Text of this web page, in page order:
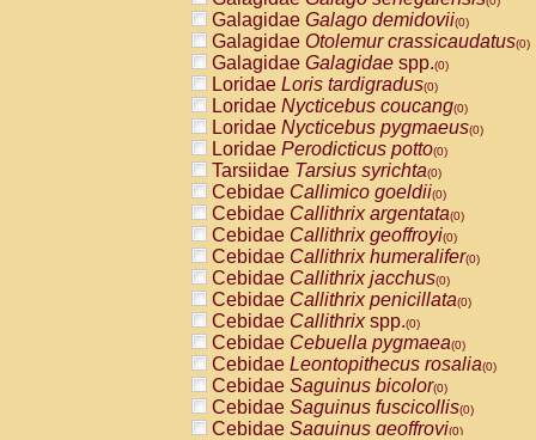
Galagidae Galago demidovii(0)
Galagidae Otolemur crassicaudatus(0)
Galagidae Galagidae spp.(0)
Loridae Loris tardigradus(0)
Loridae Nycticebus coucang(0)
Loridae Nycticebus pygmaeus(0)
Loridae Perodicticus potto(0)
Tarsiidae Tarsius syrichta(0)
Cebidae Callimico goeldii(0)
Cebidae Callithrix argentata(0)
Cebidae Callithrix geoffroyi(0)
Cebidae Callithrix humeralifer(0)
Cebidae Callithrix jacchus(0)
Cebidae Callithrix penicillata(0)
Cebidae Callithrixspp.(0)
Cebidae Cebuella pygmaea(0)
Cebidae Leontopithecus rosalia(0)
Cebidae Saguinus bicolor(0)
Cebidae Saguinus fuscicollis(0)
Cebidae Saguinus geoffroyi(0)